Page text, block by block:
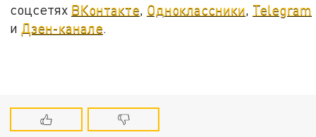
соцсетях ВКонтакте, Одноклассники, Telegram
и Дзен-канале.